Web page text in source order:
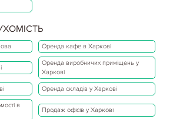
Оренда кафе в Харкові
Оренда виробничих приміщень у
Харкові
Оренда складів у Харкові
в
Продаж офісів у Харкові